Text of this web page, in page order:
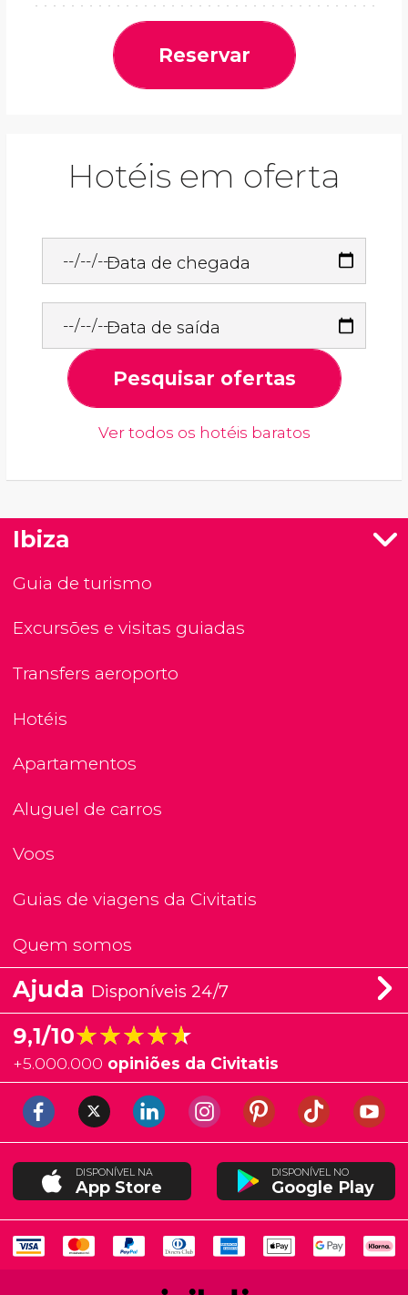
Reservar
Hotéis em oferta
Data de chegada
Data de saída
Pesquisar ofertas
Ver todos os hotéis baratos
Ibiza
Guia de turismo
Excursões e visitas guiadas
Transfers aeroporto
Hotéis
Apartamentos
Aluguel de carros
Voos
Guias de viagens da Civitatis
Quem somos
Ajuda Disponíveis 24/7
9,1/10★★★★★
★★★★★
+5.000.000 opiniões da Civitatis
DISPONÍVEL NA
App Store
DISPONÍVEL NO
Google Play